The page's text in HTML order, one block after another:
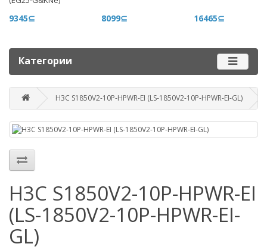
Наш адрес
г. Бишкек, ул. Матросова, 47
9345⊆ 8099⊆ 16465⊆
Категории
H3C S1850V2-10P-HPWR-EI (LS-1850V2-10P-HPWR-EI-GL)
H3C S1850V2-10P-HPWR-EI
(LS-1850V2-10P-HPWR-EI-
GL)